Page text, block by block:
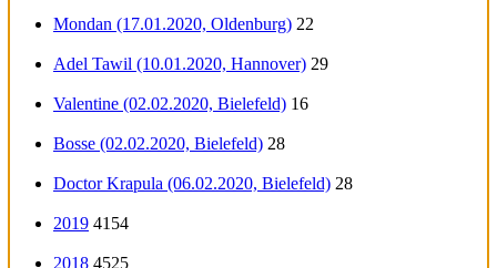
Mondan (17.01.2020, Oldenburg) 22
Adel Tawil (10.01.2020, Hannover) 29
Valentine (02.02.2020, Bielefeld) 16
Bosse (02.02.2020, Bielefeld) 28
Doctor Krapula (06.02.2020, Bielefeld) 28
2019 4154
2018 4525